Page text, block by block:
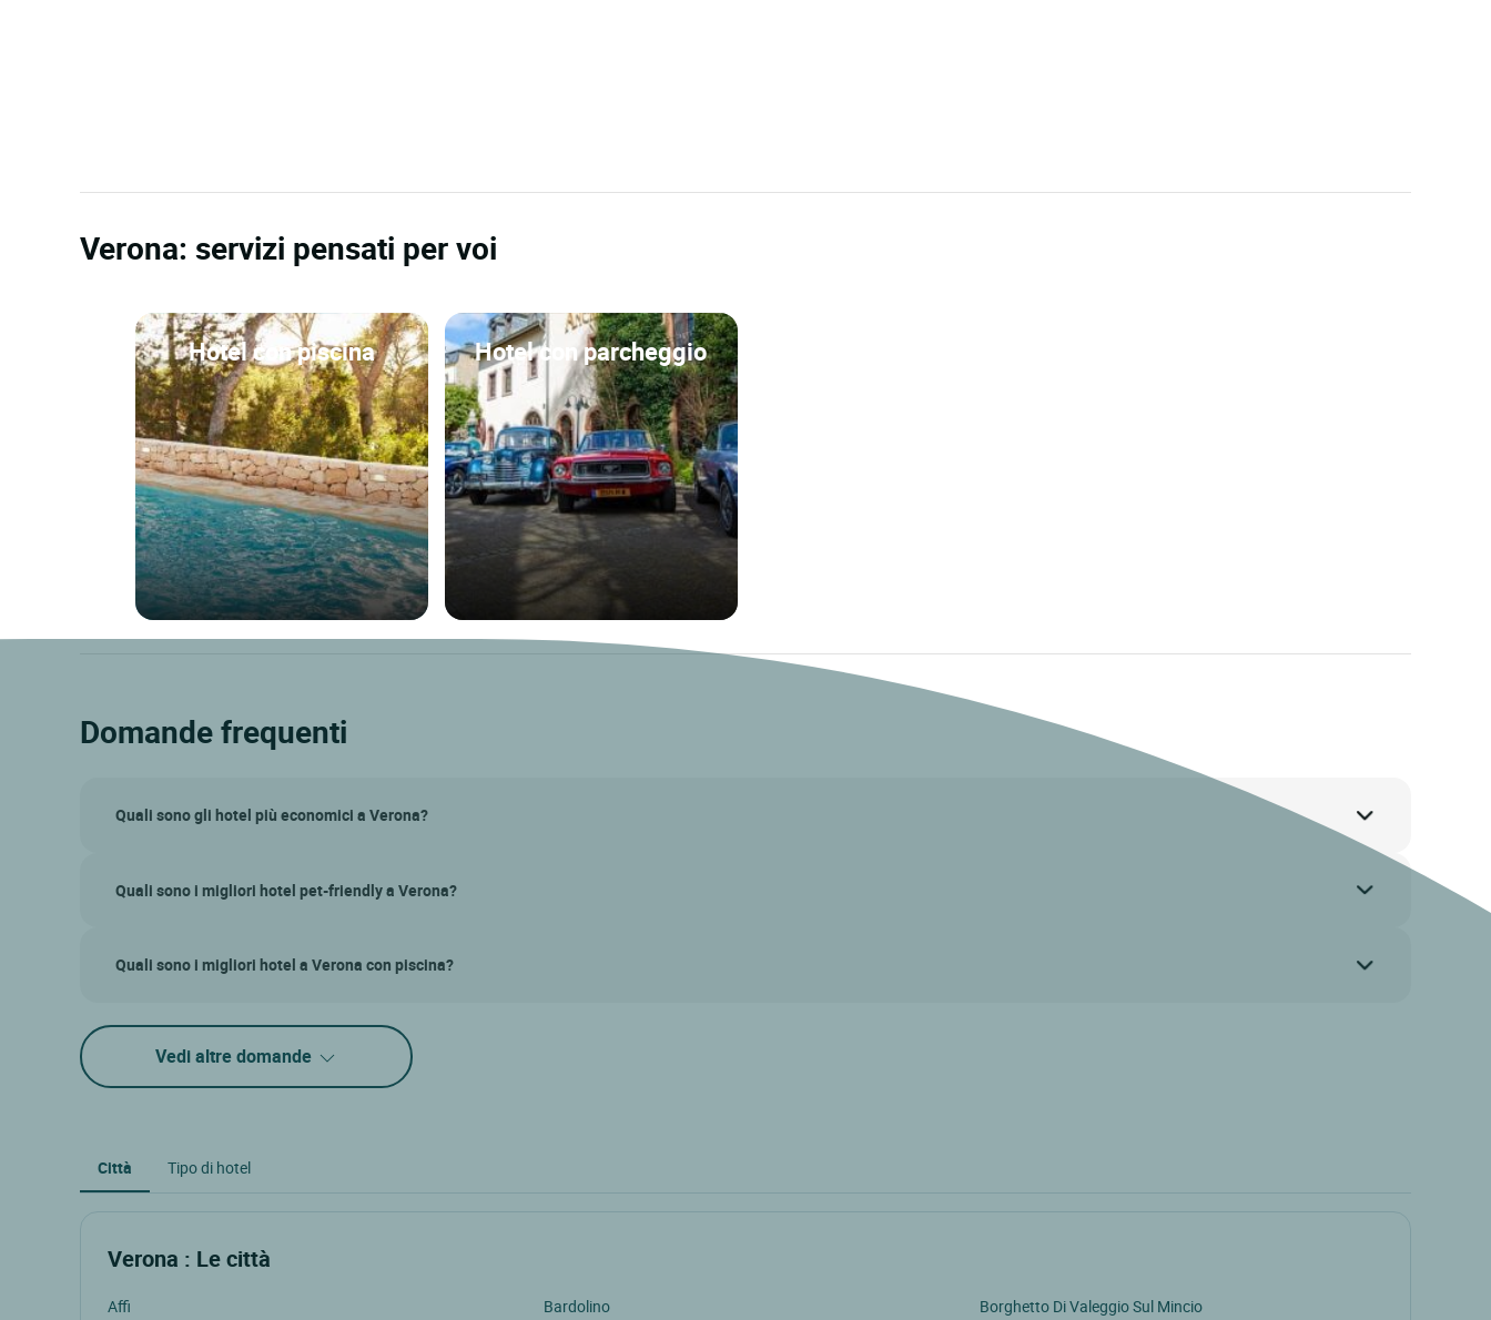
Verona: servizi pensati per voi
Hotel con piscina Hotel con parcheggio
Domande frequenti
Quali sono gli hotel più economici a Verona?
Quali sono i migliori hotel pet-friendly a Verona?
Quali sono i migliori hotel a Verona con piscina?
Vedi altre domande
Città Tipo di hotel
Verona : Le città
Affi Bardolino
Borghetto Di Valeggio Sul Mincio